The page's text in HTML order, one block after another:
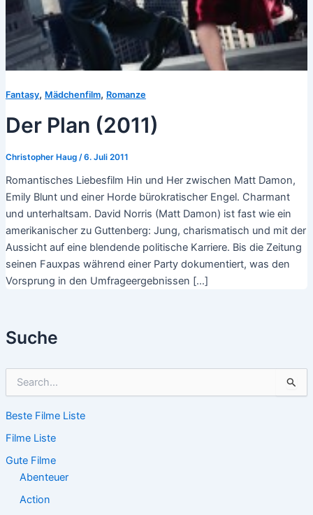
Suche
h
n
n
Beste Filme Liste
Filme Liste
Gute Filme
Abenteuer
Action
Fantasy, Mädchenfilm, Romanze
Der Plan (2011)
Christopher Haug /6. Juli 2011
Romantisches Liebesfilm Hin und Her zwischen Matt Damon,
Emily Blunt und einer Horde bürokratischer Engel. Charmant
und unterhaltsam. David Norris (Matt Damon) ist fast wie ein
amerikanischer zu Guttenberg: Jung, charismatisch und mit der
Aussicht auf eine blendende politische Karriere. Bis die Zeitung
seinen Fauxpas während einer Party dokumentiert, was den
Vorsprung in den Umfrageergebnissen […]